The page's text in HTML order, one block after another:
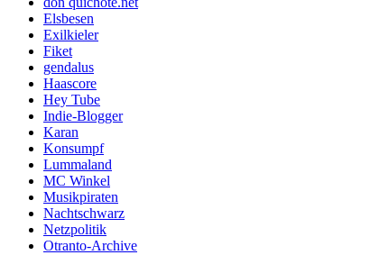
Elsbesen
Exilkieler
Fiket
gendalus
Haascore
Hey Tube
Indie-Blogger
Karan
Konsumpf
Lummaland
MC Winkel
Musikpiraten
Nachtschwarz
Netzpolitik
Otranto-Archive